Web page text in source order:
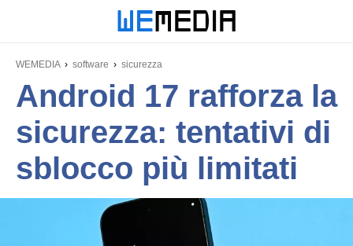
WEMEDIA software sicurezza
Android 17 rafforza la
sicurezza: tentativi di
sblocco più limitati